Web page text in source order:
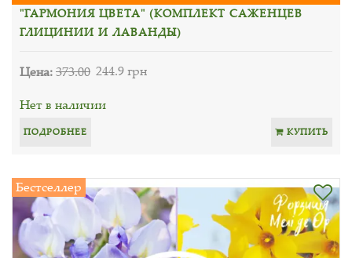
"ГАРМОНИЯ ЦВЕТА" (КОМПЛЕКТ САЖЕНЦЕВ
ГЛИЦИНИИ И ЛАВАНДЫ)
Цена:373.00 244.9 грн
Нет в наличии
ПОДРОБНЕЕ КУПИТЬ
Бестселлер